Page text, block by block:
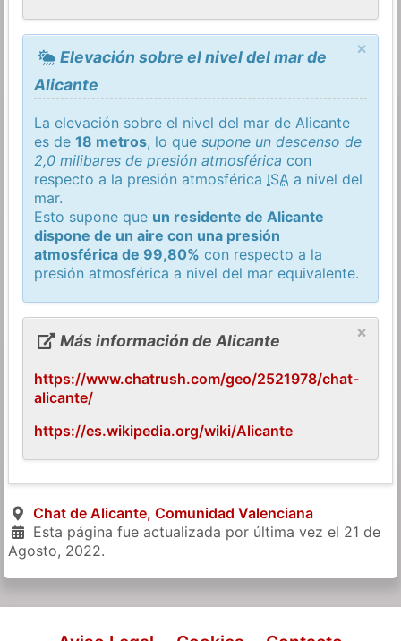
×
Elevación sobre el nivel del mar de
Alicante
La elevación sobre el nivel del mar de Alicante
es de18 metros, lo quesupone un descenso de
2,0 milibares de presión atmosférica con
respecto a la presión atmosférica ISA a nivel del
mar.
Esto supone que un residente de Alicante
dispone de un aire con una presión
atmosférica de 99,80% con respecto a la
presión atmosférica a nivel del mar equivalente.
×
Más información de Alicante
https://www.chatrush.com/geo/2521978/chat-
alicante/
https://es.wikipedia.org/wiki/Alicante
Chat de Alicante, Comunidad Valenciana
Esta página fue actualizada por última vez el 21 de
Agosto, 2022.